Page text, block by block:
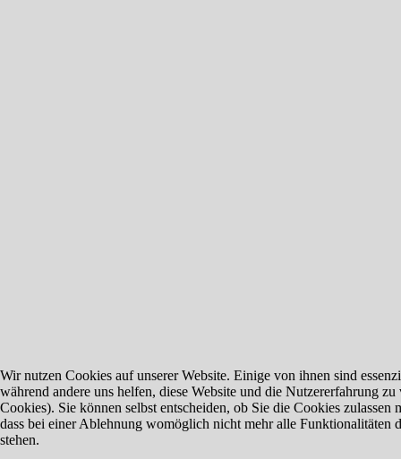
Wir nutzen Cookies auf unserer Website. Einige von ihnen sind
während andere uns helfen, diese Website und die Nutzererfahrung zu
Cookies). Sie können selbst entscheiden, ob Sie die Cookies zulassen
dass bei einer Ablehnung womöglich nicht mehr alle Funktionalitäten
stehen.